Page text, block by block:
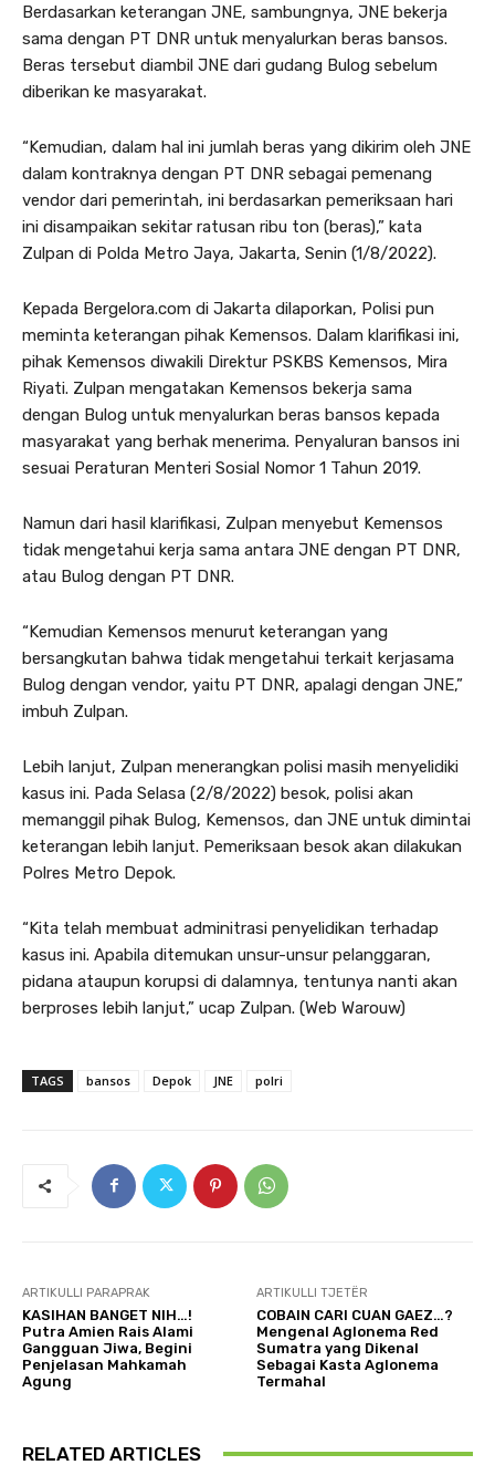
Berdasarkan keterangan JNE, sambungnya, JNE bekerja
sama dengan PT DNR untuk menyalurkan beras bansos.
Beras tersebut diambil JNE dari gudang Bulog sebelum
diberikan ke masyarakat.
“Kemudian, dalam hal ini jumlah beras yang dikirim oleh JNE
dalam kontraknya dengan PT DNR sebagai pemenang
vendor dari pemerintah, ini berdasarkan pemeriksaan hari
ini disampaikan sekitar ratusan ribu ton (beras),” kata
Zulpan di Polda Metro Jaya, Jakarta, Senin (1/8/2022).
Kepada Bergelora.com di Jakarta dilaporkan, Polisi pun
meminta keterangan pihak Kemensos. Dalam klarifikasi ini,
pihak Kemensos diwakili Direktur PSKBS Kemensos, Mira
Riyati. Zulpan mengatakan Kemensos bekerja sama
dengan Bulog untuk menyalurkan beras bansos kepada
masyarakat yang berhak menerima. Penyaluran bansos ini
sesuai Peraturan Menteri Sosial Nomor 1 Tahun 2019.
Namun dari hasil klarifikasi, Zulpan menyebut Kemensos
tidak mengetahui kerja sama antara JNE dengan PT DNR,
atau Bulog dengan PT DNR.
“Kemudian Kemensos menurut keterangan yang
bersangkutan bahwa tidak mengetahui terkait kerjasama
Bulog dengan vendor, yaitu PT DNR, apalagi dengan JNE,”
imbuh Zulpan.
Lebih lanjut, Zulpan menerangkan polisi masih menyelidiki
kasus ini. Pada Selasa (2/8/2022) besok, polisi akan
memanggil pihak Bulog, Kemensos, dan JNE untuk dimintai
keterangan lebih lanjut. Pemeriksaan besok akan dilakukan
Polres Metro Depok.
“Kita telah membuat adminitrasi penyelidikan terhadap
kasus ini. Apabila ditemukan unsur-unsur pelanggaran,
pidana ataupun korupsi di dalamnya, tentunya nanti akan
berproses lebih lanjut,” ucap Zulpan. (Web Warouw)
TAGS bansos Depok JNE polri
ARTIKULLI PARAPRAK
KASIHAN BANGET NIH…!
Putra Amien Rais Alami
Gangguan Jiwa, Begini
Penjelasan Mahkamah
Agung
ARTIKULLI TJETËR
COBAIN CARI CUAN GAEZ…?
Mengenal Aglonema Red
Sumatra yang Dikenal
Sebagai Kasta Aglonema
Termahal
RELATED ARTICLES